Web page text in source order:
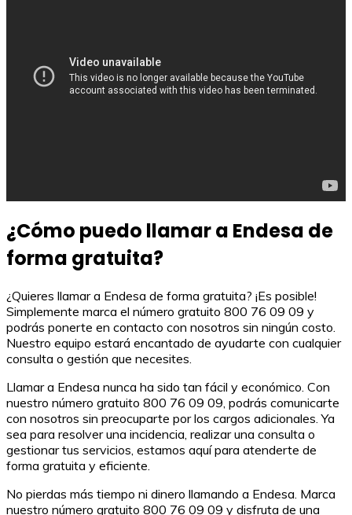
¿Cómo puedo llamar a Endesa de
forma gratuita?
¿Quieres llamar a Endesa de forma gratuita? ¡Es posible!
Simplemente marca el número gratuito 800 76 09 09 y
podrás ponerte en contacto con nosotros sin ningún costo.
Nuestro equipo estará encantado de ayudarte con cualquier
consulta o gestión que necesites.
Llamar a Endesa nunca ha sido tan fácil y económico. Con
nuestro número gratuito 800 76 09 09, podrás comunicarte
con nosotros sin preocuparte por los cargos adicionales. Ya
sea para resolver una incidencia, realizar una consulta o
gestionar tus servicios, estamos aquí para atenderte de
forma gratuita y eficiente.
No pierdas más tiempo ni dinero llamando a Endesa. Marca
nuestro número gratuito 800 76 09 09 y disfruta de una